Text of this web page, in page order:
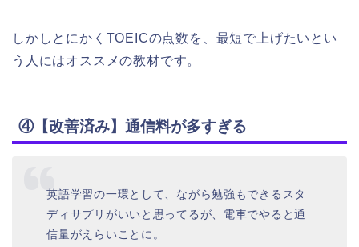
しかしとにかくTOEICの点数を、最短で上げたいとい
う人にはオススメの教材です。
④【改善済み】通信料が多すぎる
英語学習の一環として、ながら勉強もできるスタ
ディサプリがいいと思ってるが、電車でやると通
信量がえらいことに。